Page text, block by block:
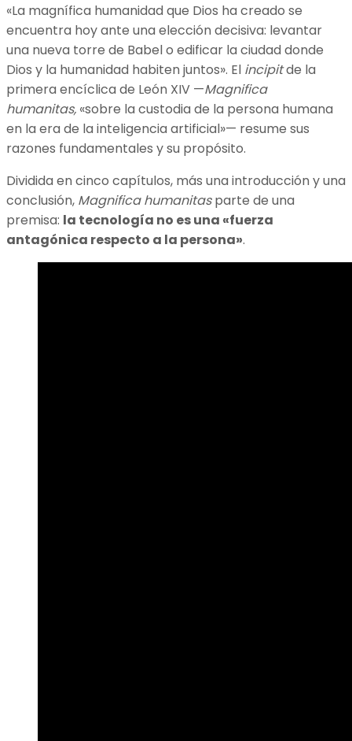
«La magnífica humanidad que Dios ha creado se
encuentra hoy ante una elección decisiva: levantar
una nueva torre de Babel o edificar la ciudad donde
Dios y la humanidad habiten juntos». El incipitde la
primera encíclica de León XIV —Magnifica
humanitas, «sobre la custodia de la persona humana
en la era de la inteligencia artificial»— resume sus
razones fundamentales y su propósito.
Dividida en cinco capítulos, más una introducción y una
conclusión, Magnifica humanitasparte de una
premisa: la tecnología no es una «fuerza
antagónica respecto a la persona».